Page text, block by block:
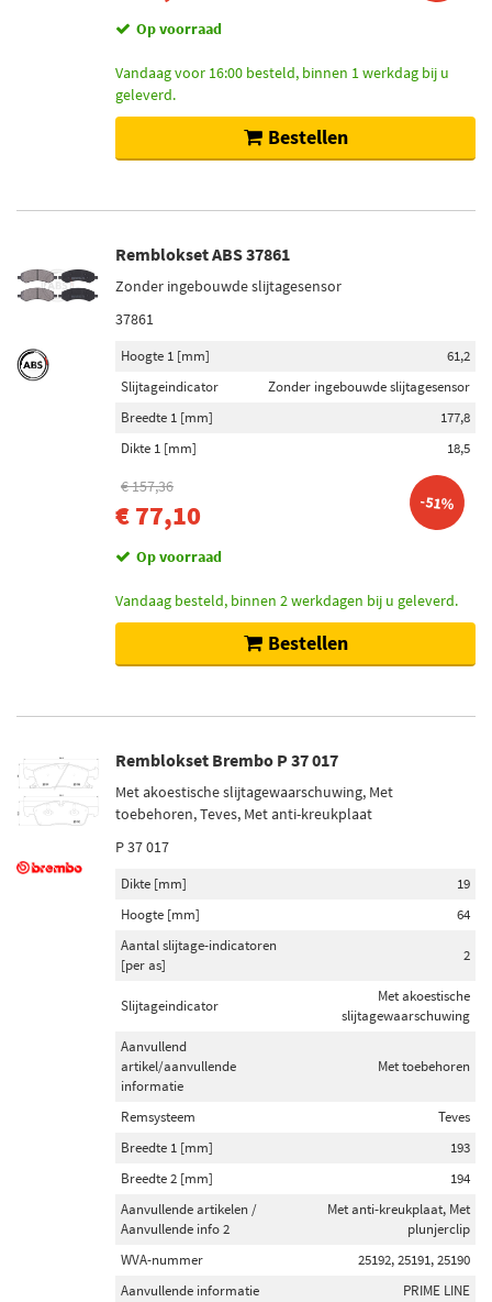
Op voorraad
Vandaag voor 16:00 besteld, binnen 1 werkdag bij u
geleverd.
Bestellen
Remblokset ABS 37861
Zonder ingebouwde slijtagesensor
37861
Hoogte 1 [mm]
61,2
Slijtageindicator
Zonder ingebouwde slijtagesensor
Breedte 1 [mm]
177,8
Dikte 1 [mm]
18,5
€ 157,36
€ 77,10 -51%
Op voorraad
Vandaag besteld, binnen 2 werkdagen bij u geleverd.
Bestellen
Remblokset Brembo P 37 017
Met akoestische slijtagewaarschuwing, Met
toebehoren, Teves, Met anti-kreukplaat
P 37 017
Dikte [mm]
19
Hoogte [mm]
64
Aantal slijtage-indicatoren
[per as]
2
Slijtageindicator
Met akoestische
slijtagewaarschuwing
Aanvullend
artikel/aanvullende
informatie
Met toebehoren
Remsysteem
Teves
Breedte 1 [mm]
193
Breedte 2 [mm]
194
Aanvullende artikelen /
Aanvullende info 2
Met anti-kreukplaat, Met
plunjerclip
WVA-nummer
25192, 25191, 25190
Aanvullende informatie
PRIME LINE